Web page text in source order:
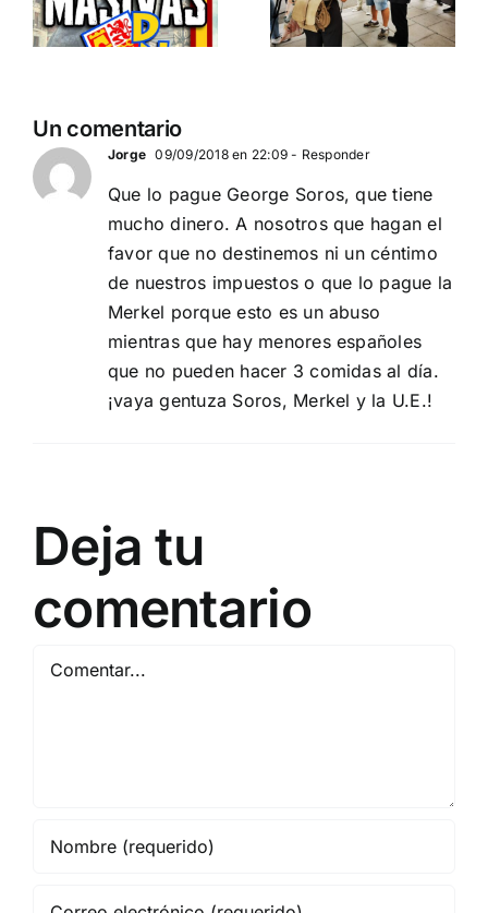
separatismo
EN BARCELONA
y el gran
Un comentario
Jorge 09/09/2018 en 22:09 - Responder
Que lo pague George Soros, que tiene
mucho dinero. A nosotros que hagan el
favor que no destinemos ni un céntimo
de nuestros impuestos o que lo pague la
Merkel porque esto es un abuso
mientras que hay menores españoles
que no pueden hacer 3 comidas al día.
¡vaya gentuza Soros, Merkel y la U.E.!
Deja tu
comentario
Comentar